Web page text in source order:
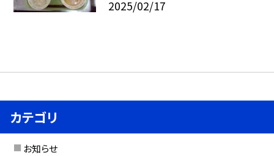
2025/02/17
カテゴリ
お知らせ